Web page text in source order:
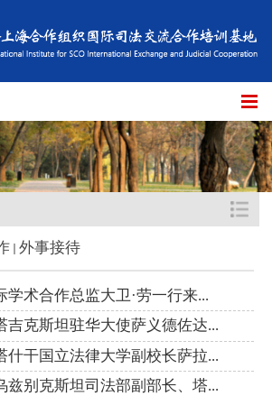
外事接待
学术合作总监大卫·劳一行来...
吉克斯坦驻华大使萨义德佐达...
什干国立法律大学副校长萨拉...
兹别克斯坦司法部副部长、塔...